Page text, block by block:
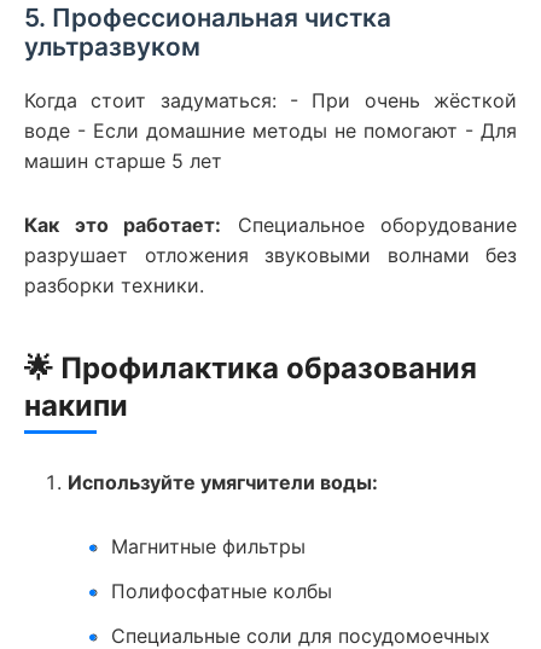
5. Профессиональная чистка
ультразвуком
Когда стоит задуматься: - При очень жёсткой
воде - Если домашние методы не помогают - Для
машин старше 5 лет
Как это работает: Специальное оборудование
разрушает отложения звуковыми волнами без
разборки техники.
🌟 Профилактика образования
накипи
Используйте умягчители воды:
Магнитные фильтры
Полифосфатные колбы
Специальные соли для посудомоечных